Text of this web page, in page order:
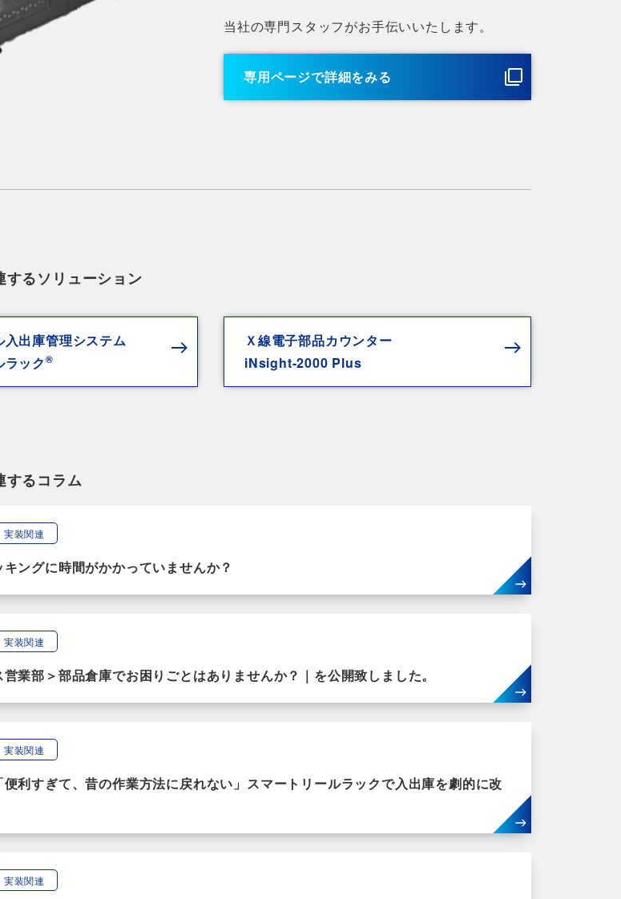
当社の専門スタッフがお手伝いいたします。
専用ページで詳細をみる
するソリューション
入出庫管理システム
ック®
Ｘ線電子部品カウンター
iNsight-2000 Plus
するコラム
実装関連
ングに時間がかかっていませんか？
実装関連
営業部＞部品倉庫でお困りごとはありませんか？｜を公開致しました。
実装関連
便利すぎて、昔の作業方法に戻れない」スマートリールラックで入出庫を劇的に改
実装関連